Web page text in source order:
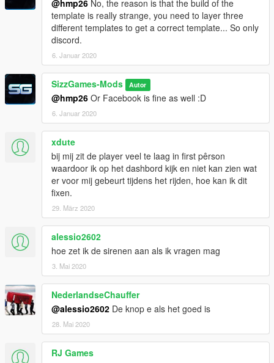
@hmp26 No, the reason is that the build of the
template is really strange, you need to layer three
different templates to get a correct template... So only
discord.
6. Januar 2020
SizzGames-Mods Autor
@hmp26 Or Facebook is fine as well :D
6. Januar 2020
xdute
bij mij zit de player veel te laag in first pêrson
waardoor ik op het dashbord kijk en niet kan zien wat
er voor mij gebeurt tijdens het rijden, hoe kan ik dit
fixen.
29. März 2020
alessio2602
hoe zet ik de sirenen aan als ik vragen mag
3. Mai 2020
NederlandseChauffer
@alessio2602 De knop e als het goed is
28. Mai 2020
RJ Games